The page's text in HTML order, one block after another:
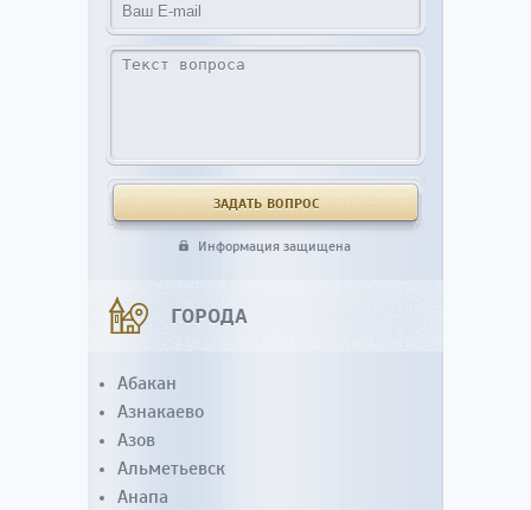
Информация защищена
ГОРОДА
Абакан
Азнакаево
Азов
Альметьевск
Анапа